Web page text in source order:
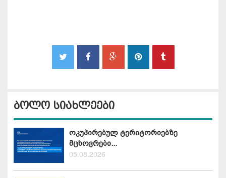
ბოლო სიახლეები
ოკუპირებულ ტერიტორიებზე
მცხოვრები...
05.08.2026